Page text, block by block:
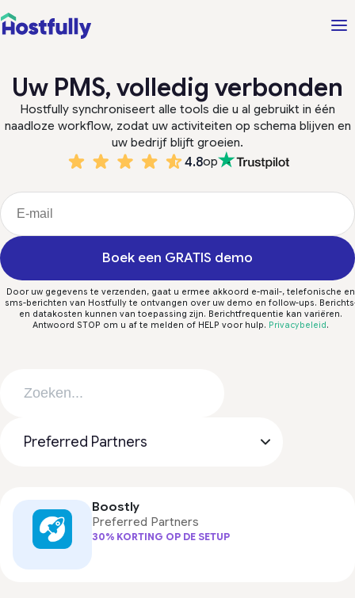
Uw PMS, volledig verbonden
Hostfully synchroniseert alle tools die u al gebruikt in één
naadloze workflow, zodat uw activiteiten op schema blijven en
uw bedrijf blijft groeien.
4.8op
Boek een GRATIS demo
Door uw gegevens te verzenden, gaat u ermee akkoord e-mail-, telefonische en
sms-berichten van Hostfully te ontvangen over uw demo en follow-ups.
en datakosten kunnen van toepassing zijn. Berichtfrequentie kan variëren.
Antwoord STOP om u af te melden of HELP voor hulp. Privacybeleid.
Boostly
Preferred Partners
30% KORTING OP DE SETUP